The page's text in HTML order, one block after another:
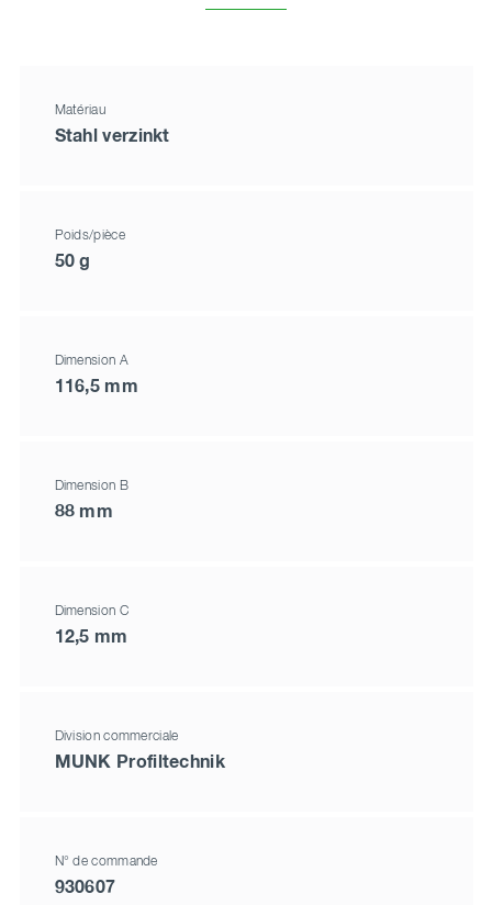
Matériau
Stahl verzinkt
Poids/pièce
50 g
Dimension A
116,5 mm
Dimension B
88 mm
Dimension C
12,5 mm
Division commerciale
MUNK Profiltechnik
N° de commande
930607